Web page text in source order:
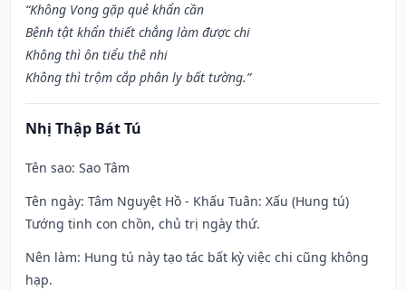
“Không Vong gặp quẻ khẩn cần
Bệnh tật khẩn thiết chẳng làm được chi
Không thì ôn tiểu thê nhi
Không thì trộm cắp phân ly bất tường.”
Nhị Thập Bát Tú
Tên sao: Sao Tâm
Tên ngày: Tâm Nguyệt Hồ - Khấu Tuân: Xấu (Hung tú)
Tướng tinh con chồn, chủ trị ngày thứ.
Nên làm: Hung tú này tạo tác bất kỳ việc chi cũng không
hạp.